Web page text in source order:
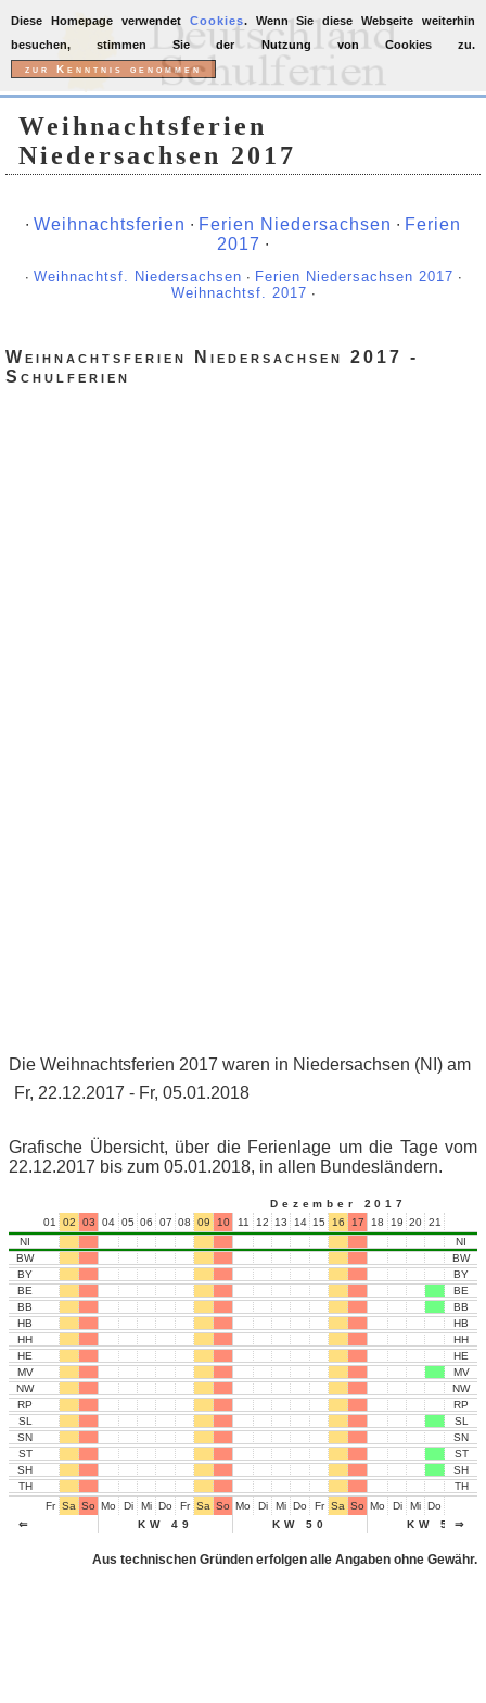
Weihnachtsferien
Niedersachsen 2017
∙ Weihnachtsferien ∙ Ferien Niedersachsen ∙ Ferien
2017 ∙
∙ Weihnachtsf. Niedersachsen ∙ Ferien Niedersachsen 2017 ∙
Weihnachtsf. 2017 ∙
Weihnachtsferien Niedersachsen 2017 -
Schulferien
Die Weihnachtsferien 2017 waren in Niedersachsen (NI) am
Fr, 22.12.2017 - Fr, 05.01.2018
Grafische Übersicht, über die Ferienlage um die Tage vom
22.12.2017 bis zum 05.01.2018, in allen Bundesländern.
Dezember 2017
01
02 03 04 05 06 07 08 09 10 11 12 13 14 15 16 17 18 19 20 21
Fr Sa So Mo Di Mi Do Fr Sa So Mo Di Mi Do Fr Sa So Mo Di Mi Do
KW 49
KW 50 KW 51
NI
BW
BY
BE
BB
HB
HH
HE
MV
NW
RP
SL
SN
ST
SH
TH
⇐
NI
BW
BY
BE
BB
HB
HH
HE
MV
NW
RP
SL
SN
ST
SH
TH
⇒
Aus technischen Gründen erfolgen alle Angaben ohne Gewähr.
Diese Homepage verwendet Cookies. Wenn Sie diese Webseite weiterhin
besuchen, stimmen Sie der Nutzung von Cookies zu.